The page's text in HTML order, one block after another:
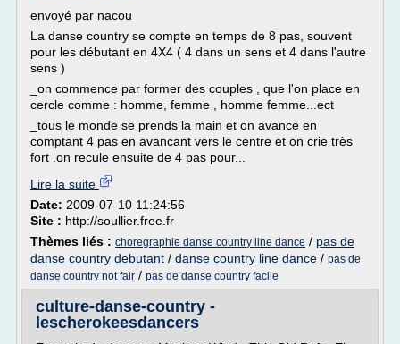
envoyé par nacou
La danse country se compte en temps de 8 pas, souvent
pour les débutant en 4X4 ( 4 dans un sens et 4 dans l'autre
sens )
_on commence par former des couples , que l'on place en
cercle comme : homme, femme , homme femme...ect
_tous le monde se prends la main et on avance en
comptant 4 pas en avancant vers le centre et on crie très
fort .on recule ensuite de 4 pas pour...
Lire la suite
Date: 2009-07-10 11:24:56
Site : http://soullier.free.fr
Thèmes liés : choregraphie danse country line dance / pas de
danse country debutant / danse country line dance / pas de
danse country not fair / pas de danse country facile
culture-danse-country -
lescherokeesdancers